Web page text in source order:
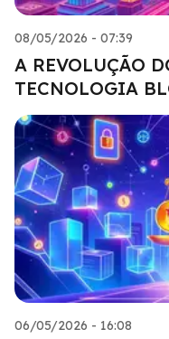
08/05/2026 - 07:39
A REVOLUÇÃO
TECNOLOGIA
06/05/2026 - 16:08